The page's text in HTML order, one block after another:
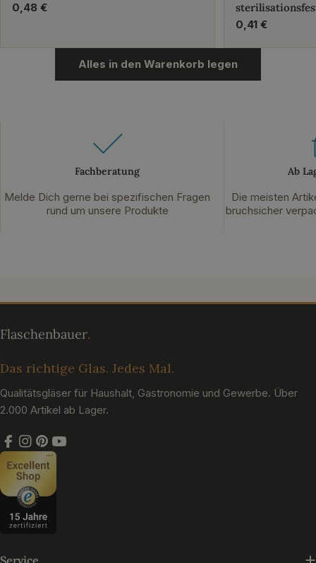
Regulärer
0,48 €
Regulärer
0,41 €
Alles in den Warenkorb legen
Fachberatung
Melde Dich gerne bei spezifischen Fragen
rund um unsere Produkte
Ab
Die meisten
bruchsicher
Das richtige Glas. Jedes Mal.
Qualitätsgläser für Haushalt, Gastronomie und Gewerbe. Über
2.000 Artikel ab Lager.
Facebook
Instagram
Pinterest
YouTube